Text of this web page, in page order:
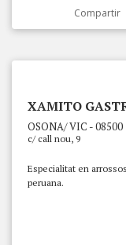
Compartir
XAMITO
OSONA/ VIC - 08500
c/ call nou, 9
Especialitat en
peruana.